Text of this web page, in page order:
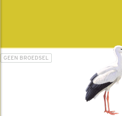
GEEN BROEDSEL